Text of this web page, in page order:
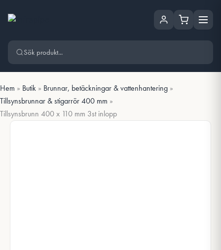
Hem » Butik » Brunnar, betäckningar & vattenhantering »
Tillsynsbrunnar & stigarrör 400 mm »
Tillsynsbrunn 400 x 110 mm 3st inlopp